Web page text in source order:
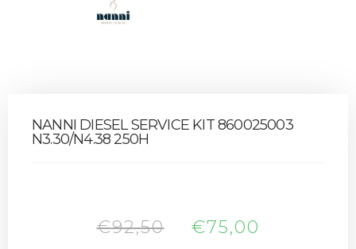
NANNI DIESEL SERVICE KIT 860025003
N3.30/N4.38 250H
€92,50 €75,00